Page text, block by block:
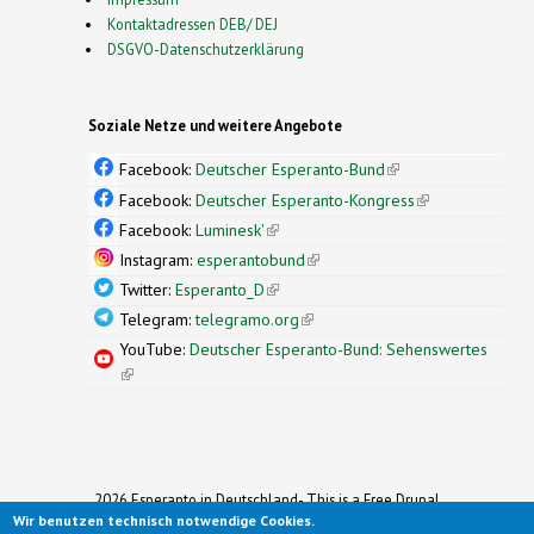
Kontaktadressen DEB/ DEJ
DSGVO-Datenschutzerklärung
Soziale Netze und weitere Angebote
Facebook: Deutscher Esperanto-Bund(link is
external)
Facebook: Deutscher Esperanto-Kongress(link is
Facebook: Luminesk'(link is external)
Instagram: esperantobund(link is external)
Twitter: Esperanto_D(link is external)
Telegram:telegramo.org(link is external)
YouTube: Deutscher Esperanto-Bund: Sehenswertes
(link is external)
2026 Esperanto in Deutschland- This is a Free Drupal
Theme
Wir benutzen technisch notwendige Cookies.